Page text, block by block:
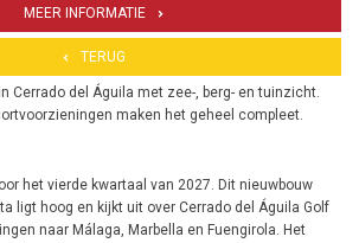
MEER INFORMATIE
TERUG
Cerrado del Águila met zee-, berg- en tuinzicht.
maken het geheel compleet.
het vierde kwartaal van 2027. Dit nieuwbouw
ligt hoog en kijkt uit over Cerrado del Águila Golf
naar Málaga, Marbella en Fuengirola. Het